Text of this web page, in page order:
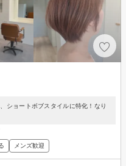
ショートボブスタイルに特化！なり
メンズ歓迎